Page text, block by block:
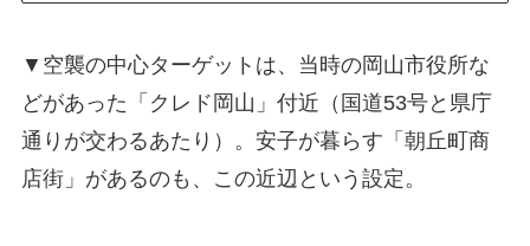
▼空襲の中心ターゲットは、当時の岡山市役所な
どがあった「クレド岡山」付近（国道53号と県庁
通りが交わるあたり）。安子が暮らす「朝丘町商
店街」があるのも、この近辺という設定。